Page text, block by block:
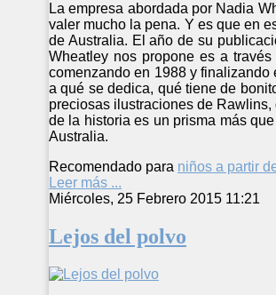
La empresa abordada por Nadia
valer mucho la pena. Y es que en
de Australia. El año de su
Wheatley nos propone es a
comenzando en 1988 y
a qué se dedica, qué tiene de
preciosas ilustraciones de
de la historia es un prisma más
Australia.
Recomendado para niños a partir
Leer más ...
Miércoles, 25 Febrero 2015 11:21
Lejos del polvo